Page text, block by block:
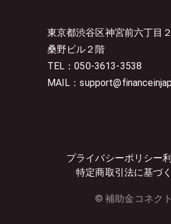
東京都渋谷区神宮前六丁目
桑野ビル２階
TEL：050-3613-3538
MAIL：
プライバシーポリシー
特定商取引法に基づ
© 補助金コネクト